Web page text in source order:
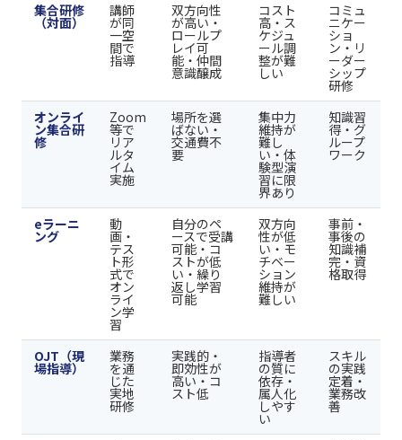
集合研修
（対面）
講師
が同
一空
間で
指導
双方向性
が高い・
ロールプ
レイ可
能・仲間
意識醸成
コスト
高・ス
ケジュ
ール調
整が難
しい
コミュ
ニケー
ショ
ン・リ
ーダー
シップ
研修
オンライ
ン集合研
修
Zoom
等で
リア
ルタ
イム
実施
場所を選
ばない・
交通費不
要
集中力
維持が
難し
い・体
験型演
習に限
界あり
知識習
得・グ
ループ
ワーク
eラーニ
ング
動
画・
テス
ト形
式で
オン
ライ
ン学
習
自分のペ
ースで受講
可能・コ
ストが低
い・繰り
返し学習
可能
双方向
性が低
い・モ
チベー
ション
維持が
難しい
事前・
事後の
知識補
完・資
格取得
OJT（現
場指導）
業務
を通
じた
実地
研修
実践的・
即効性が
高い・コ
スト低
指導者
の質に
依存・
属人化
しやす
い
スキル
の実践
定着・
業務改
善